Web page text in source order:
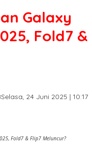
Galaxy
Fold7 &
Selasa, 24 Juni 2025 | 10:17
Fold7 & Flip7 Meluncur?